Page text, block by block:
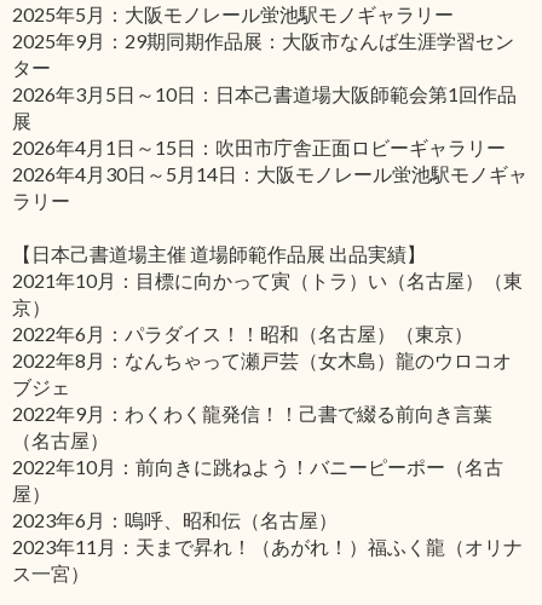
2025年5月：大阪モノレール蛍池駅モノギャラリー
2025年9月：29期同期作品展：大阪市なんば生涯学習セン
ター
2026年3月5日～10日：日本己書道場大阪師範会第1回作品
展
2026年4月1日～15日：吹田市庁舎正面ロビーギャラリー
2026年4月30日～5月14日：大阪モノレール蛍池駅モノギャ
ラリー
【日本己書道場主催 道場師範作品展 出品実績】
2021年10月：目標に向かって寅（トラ）い（名古屋）（東
京）
2022年6月：パラダイス！！昭和（名古屋）（東京）
2022年8月：なんちゃって瀬戸芸（女木島）龍のウロコオ
ブジェ
2022年9月：わくわく龍発信！！己書で綴る前向き言葉
（名古屋）
2022年10月：前向きに跳ねよう！バニーピーポー（名古
屋）
2023年6月：嗚呼、昭和伝（名古屋）
2023年11月：天まで昇れ！（あがれ！）福ふく龍（オリナ
ス一宮）